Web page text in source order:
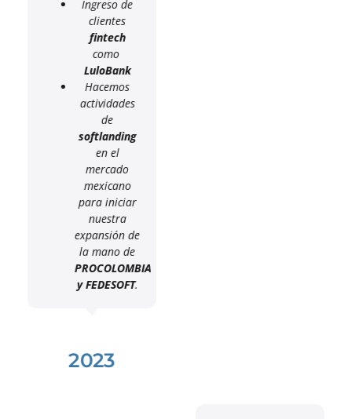
Ingreso de
clientes
fintech
como
LuloBank
Hacemos
actividades
de
softlanding
en el
mercado
mexicano
para iniciar
nuestra
expansión de
la mano de
PROCOLOMBIA
y FEDESOFT.
2023